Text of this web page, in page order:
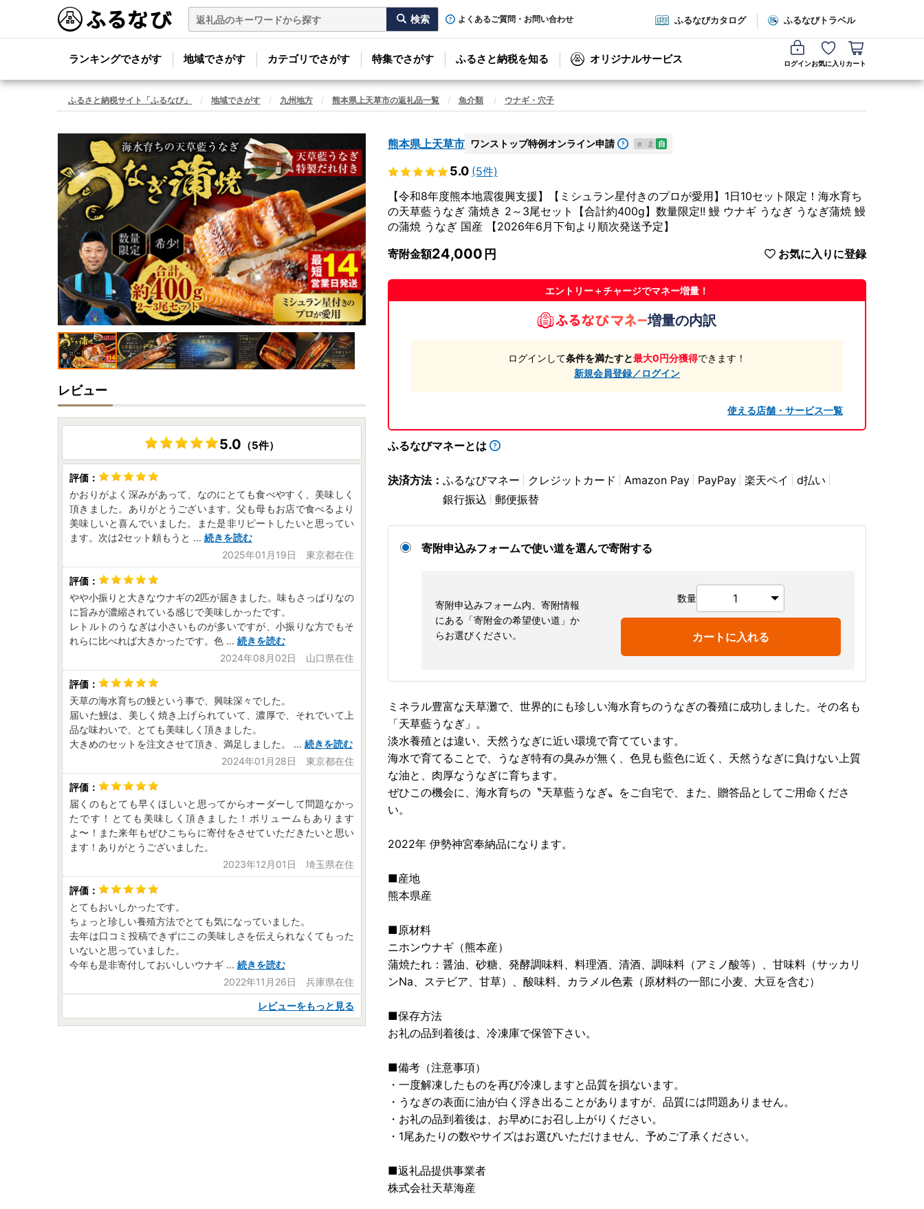
よくあるご質問・お問い合わせ ふるなびカタログ ふるなびトラベル
ランキングでさがす 地域でさがす カテゴリでさがす 特集でさがす ふるさと納税を知る オリジナルサービス ログインお気に入り カート
ふるさと納税サイト「ふるなび」 地域でさがす 九州地方 熊本県上天草市の返礼品一覧 魚介類 ウナギ・穴子
熊本県上天草市 ワンストップ特例オンライン申請 e ま 自
5.0 (5件)
【令和8年度熊本地震復興支援】【ミシュラン星付きのプロが愛用】1日10セット限定！海水育ち
の天草藍うなぎ 蒲焼き 2～3尾セット【合計約400g】数量限定!! 鰻 ウナギ うなぎ うなぎ蒲焼 鰻
の蒲焼 うなぎ 国産 【2026年6月下旬より順次発送予定】
寄附金額24,000 お気に入りに登録
エントリー＋チャージでマネー増量！
増量の内訳
ログインして条件を満たすと最大0円分獲得できます！
新規会員登録／ログイン
使える店舗・サービス一覧
ふるなびマネーとは
決済方法： ふるなびマネー クレジットカード Amazon Pay PayPay 楽天ペイ
d払い
銀行振込
郵便振替
寄附申込みフォームで使い道を選んで寄附する
寄附申込みフォーム内、寄附情報
にある「寄附金の希望使い道」か
らお選びください。
数量
カートに入れる
ミネラル豊富な天草灘で、世界的にも珍しい海水育ちのうなぎの養殖に成功しました。その名も
「天草藍うなぎ」。
淡水養殖とは違い、天然うなぎに近い環境で育てています。
海水で育てることで、うなぎ特有の臭みが無く、色見も藍色に近く、天然うなぎに負けない上質
な油と、肉厚なうなぎに育ちます。
ぜひこの機会に、海水育ちの〝天草藍うなぎ〟をご自宅で、また、贈答品としてご用命くださ
い。
2022年 伊勢神宮奉納品になります。
■産地
熊本県産
■原材料
ニホンウナギ（熊本産）
蒲焼たれ：醤油、砂糖、発酵調味料、料理酒、清酒、調味料（アミノ酸等）、甘味料（サッカリ
ンNa、ステビア、甘草）、酸味料、カラメル色素（原材料の一部に小麦、大豆を含む）
■保存方法
お礼の品到着後は、冷凍庫で保管下さい。
■備考（注意事項）
・一度解凍したものを再び冷凍しますと品質を損ないます。
・うなぎの表面に油が白く浮き出ることがありますが、品質には問題ありません。
・お礼の品到着後は、お早めにお召し上がりください。
・1尾あたりの数やサイズはお選びいただけません、予めご了承ください。
■返礼品提供事業者
株式会社天草海産
レビュー
5.0 （5件）
かおりがよく深みがあって、なのにとても食べやすく、美味しく
頂きました。ありがとうございます。父も母もお店で食べるより
美味しいと喜んでいました。また是非リピートしたいと思ってい
ます。次は2セット頼もうと ... 続きを読む
2025年01月19日 東京都在住
やや小振りと大きなウナギの2匹が届きました。味もさっぱりなの
に旨みが濃縮されている感じで美味しかったです。
レトルトのうなぎは小さいものが多いですが、小振りな方でもそ
れらに比べれば大きかったです。色 ... 続きを読む
2024年08月02日 山口県在住
天草の海水育ちの鰻という事で、興味深々でした。
届いた鰻は、美しく焼き上げられていて、濃厚で、それでいて上
品な味わいで、とても美味しく頂きました。
大きめのセットを注文させて頂き、満足しました。 ... 続きを読む
2024年01月28日 東京都在住
届くのもとても早くほしいと思ってからオーダーして問題なかっ
たです！とても美味しく頂きました！ボリュームもあります
よ〜！また来年もぜひこちらに寄付をさせていただきたいと思い
ます！ありがとうございました。
2023年12月01日 埼玉県在住
とてもおいしかったです。
ちょっと珍しい養殖方法でとても気になっていました。
去年は口コミ投稿できずにこの美味しさを伝えられなくてもった
いないと思っていました。
今年も是非寄付しておいしいウナギ ... 続きを読む
2022年11月26日 兵庫県在住
レビューをもっと見る